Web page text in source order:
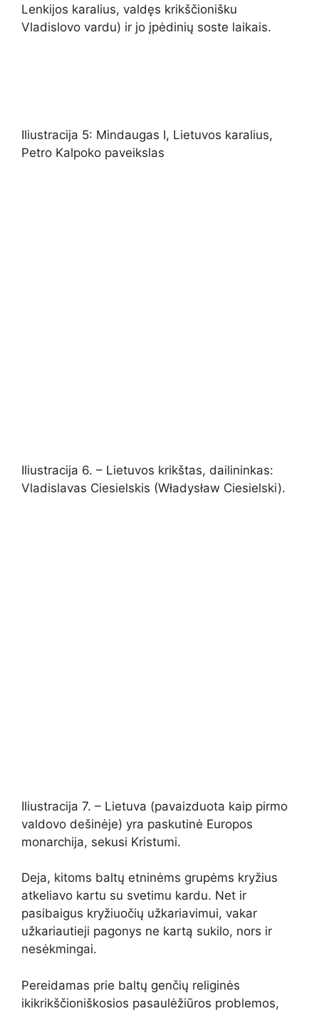
Lenkijos karalius, valdęs krikščionišku
Vladislovo vardu) ir jo įpėdinių soste laikais.
Iliustracija 5: Mindaugas I, Lietuvos karalius,
Petro Kalpoko paveikslas
Iliustracija 6. – Lietuvos krikštas, dailininkas:
Vladislavas Ciesielskis (Władysław Ciesielski).
Iliustracija 7. – Lietuva (pavaizduota kaip pirmo
valdovo dešinėje) yra paskutinė Europos
monarchija, sekusi Kristumi.
Deja, kitoms baltų etninėms grupėms kryžius
atkeliavo kartu su svetimu kardu. Net ir
pasibaigus kryžiuočių užkariavimui, vakar
užkariautieji pagonys ne kartą sukilo, nors ir
nesėkmingai.
Pereidamas prie baltų genčių religinės
ikikrikščioniškosios pasaulėžiūros problemos,